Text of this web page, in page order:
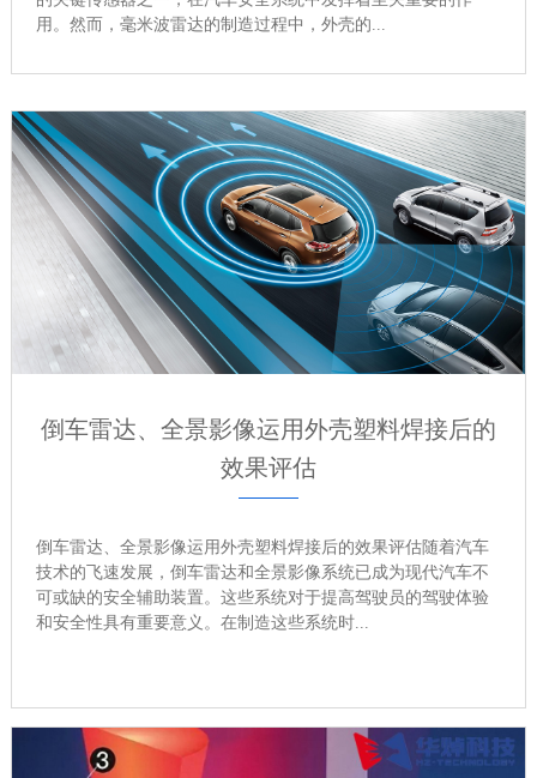
用。然而，毫米波雷达的制造过程中，外壳的...
倒车雷达、全景影像运用外壳塑料焊接后的
效果评估
倒车雷达、全景影像运用外壳塑料焊接后的效果评估随着汽车
技术的飞速发展，倒车雷达和全景影像系统已成为现代汽车不
可或缺的安全辅助装置。这些系统对于提高驾驶员的驾驶体验
和安全性具有重要意义。在制造这些系统时...